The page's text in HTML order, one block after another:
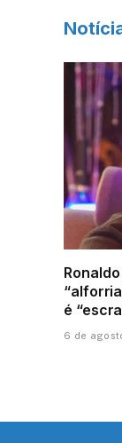
é
6 de